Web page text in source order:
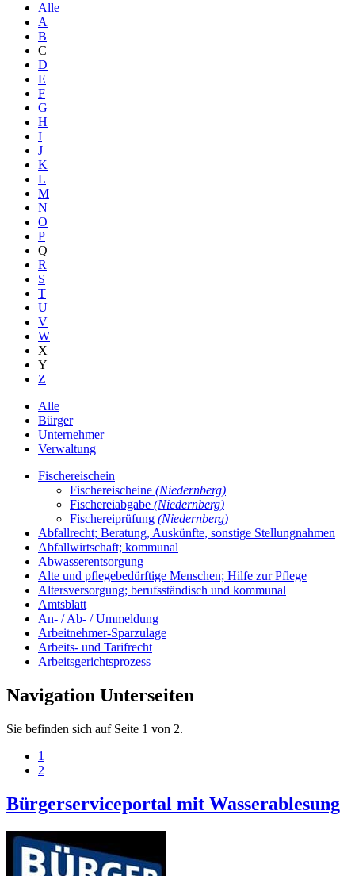
Alle
A
B
C
D
E
F
G
H
I
J
K
L
M
N
O
P
Q
R
S
T
U
V
W
X
Y
Z
Alle
Bürger
Unternehmer
Verwaltung
Fischereischein
Fischereischeine (Niedernberg)
Fischereiabgabe (Niedernberg)
Fischereiprüfung (Niedernberg)
Abfallrecht; Beratung, Auskünfte, sonstige Stellungnahmen
Abfallwirtschaft; kommunal
Abwasserentsorgung
Alte und pflegebedürftige Menschen; Hilfe zur Pflege
Altersversorgung; berufsständisch und kommunal
Amtsblatt
An- / Ab- / Ummeldung
Arbeitnehmer-Sparzulage
Arbeits- und Tarifrecht
Arbeitsgerichtsprozess
Navigation Unterseiten
Sie befinden sich auf Seite 1 von 2.
1
2
Bürgerserviceportal mit Wasserablesung